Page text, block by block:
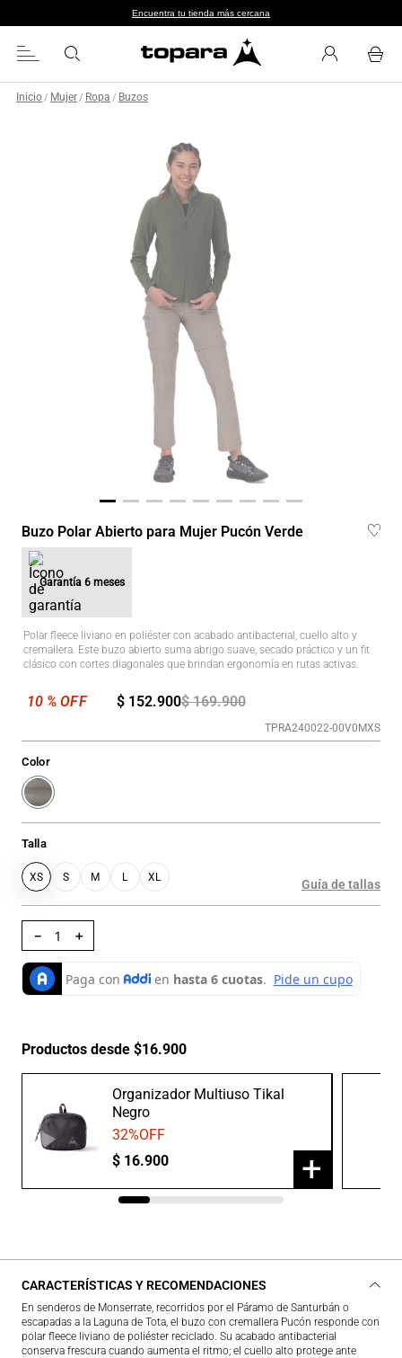
Encuentra tu tienda más cercana
Inicio / Mujer / Ropa / Buzos
Buzo Polar Abierto para Mujer Pucón Verde
Garantía 6 meses
Polar fleece liviano en poliéster con acabado antibacterial, cuello alto y
cremallera. Este buzo abierto suma abrigo suave, secado práctico y un fit
clásico con cortes diagonales que brindan ergonomía en rutas activas.
$ 169.900
$ 152.900
TPRA240022-00V0MXS
Talla
XS S M L XL
Color
Guía de tallas
＋
－
Productos desde $16.900
Organizador Multiuso Tikal
Negro
32%OFF
$ 16.900 +
CARACTERÍSTICAS Y RECOMENDACIONES
En senderos de Monserrate, recorridos por el Páramo de Santurbán o
escapadas a la Laguna de Tota, el buzo con cremallera Pucón responde con
polar fleece liviano de poliéster reciclado. Su acabado antibacterial
conserva frescura cuando aumenta el ritmo; el cuello alto protege ante